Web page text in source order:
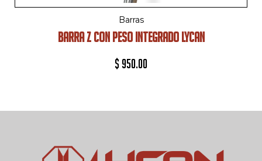
Barras
BARRA Z CON PESO INTEGRADO LYCAN
$ 950.00